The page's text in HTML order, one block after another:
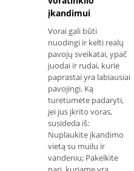
Pabandykite
užblokuoti vietą švariu
tvarsčiu ar audiniu,
nedarant per dide
įkandimui
Vorai gali būti
nuodingi ir kelti realų
pavojų sveikatai, ypač
juodai ir rudai, kurie
paprastai yra labiausiai
pavojingi. Ką
turėtumėte padaryti,
jei jus įkrito voras,
susideda iš:
Nuplaukite įkandimo
vietą su muilu ir
vandeniu; Pakelkite